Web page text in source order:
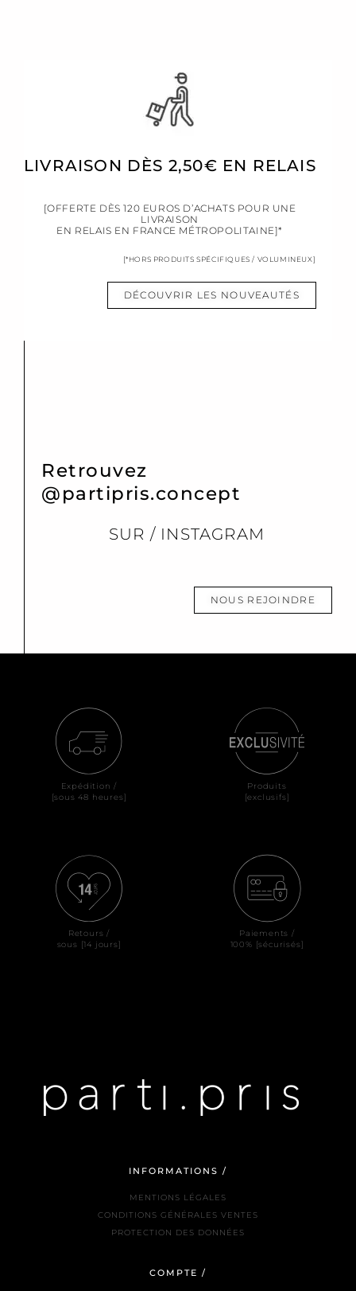
LIVRAISON DÈS 2,50€ EN RELAIS
[OFFERTE DÈS 120 EUROS D’ACHATS POUR UNE
LIVRAISON
EN RELAIS EN FRANCE MÉTROPOLITAINE]*
[*HORS PRODUITS SPÉCIFIQUES / VOLUMINEUX]
DÉCOUVRIR LES NOUVEAUTÉS
Retrouvez
@partipris.concept
SUR / INSTAGRAM
NOUS REJOINDRE
Expédition /
[sous 48 heures]
Produits
[exclusifs]
Retours /
sous [14 jours]
Paiements /
100% [sécurisés]
INFORMATIONS /
MENTIONS LÉGALES
CONDITIONS GÉNÉRALES VENTES
PROTECTION DES DONNÉES
COMPTE /